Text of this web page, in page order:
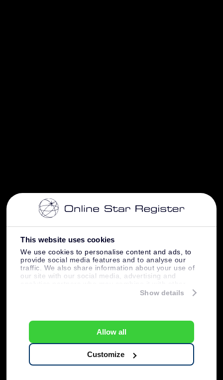
This website uses cookies
We use cookies to personalise content and ads, to
provide social media features and to analyse our
traffic. We also share information about your use of
our site with our social media, advertising and
information that you’ve provided to them or that
Show details
Allow all
Customize